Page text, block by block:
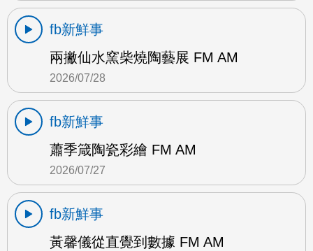
fb新鮮事
兩撇仙水窯柴燒陶藝展 FM AM
2026/07/28
fb新鮮事
蕭季箴陶瓷彩繪 FM AM
2026/07/27
fb新鮮事
黃馨儀從直覺到數據 FM AM